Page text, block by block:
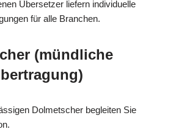
Übersetzer liefern individuelle
für alle Branchen.
(mündliche
Dolmetscher begleiten Sie